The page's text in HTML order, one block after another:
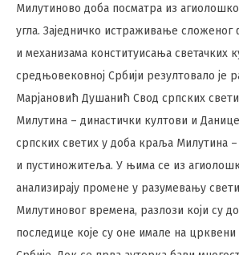
Милутиново доба посматра из
угла. Заједничко истраживање сложеног
и механизама конституисања светачких
средњовековној Србији резултовало је
Марјановић Душанић Свод српских
Милутина – династички култови и
српских светих у доба краља Милутина –
и пустиножитеља. У њима се из
анализирају промене у разумевању
Милутиновог времена, разлози који су
последице које су оне имале на